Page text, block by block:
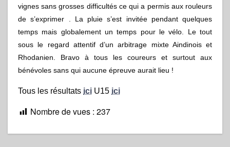
vignes sans grosses difficultés ce qui a permis aux rouleurs
de s’exprimer . La pluie s’est invitée pendant quelques
temps mais globalement un temps pour le vélo. Le tout
sous le regard attentif d’un arbitrage mixte Aindinois et
Rhodanien. Bravo à tous les coureurs et surtout aux
bénévoles sans qui aucune épreuve aurait lieu !
Tous les résultats ici U15 ici
Nombre de vues : 237